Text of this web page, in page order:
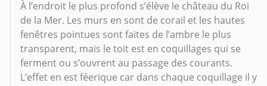
À l’endroit le plus profond s’élève le château du Roi
de la Mer. Les murs en sont de corail et les hautes
fenêtres pointues sont faites de l’ambre le plus
transparent, mais le toit est en coquillages qui se
ferment ou s’ouvrent au passage des courants.
L’effet en est féerique car dans chaque coquillage il y